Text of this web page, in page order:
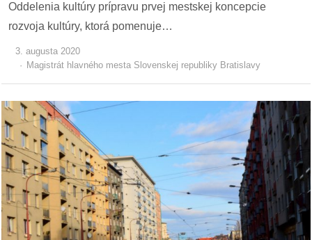
Oddelenia kultúry prípravu prvej mestskej koncepcie
rozvoja kultúry, ktorá pomenuje…
3. augusta 2020
Magistrát hlavného mesta Slovenskej republiky Bratislavy